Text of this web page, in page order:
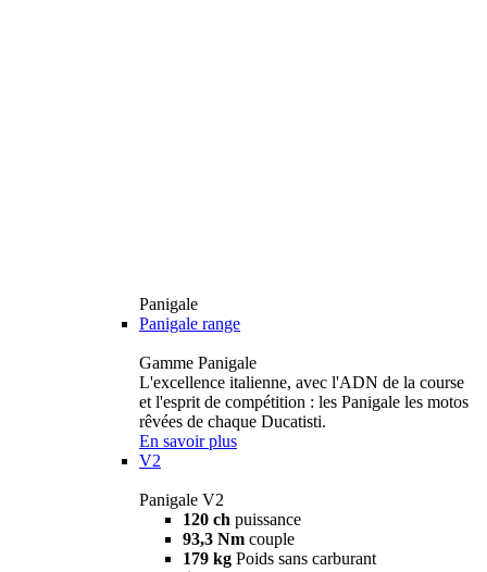
Panigale
Panigale range
Gamme Panigale
L'excellence italienne, avec l'ADN de la course
et l'esprit de compétition : les Panigale les motos
rêvées de chaque Ducatisti.
En savoir plus
V2
Panigale V2
120 ch puissance
93,3 Nm couple
179 kg Poids sans carburant